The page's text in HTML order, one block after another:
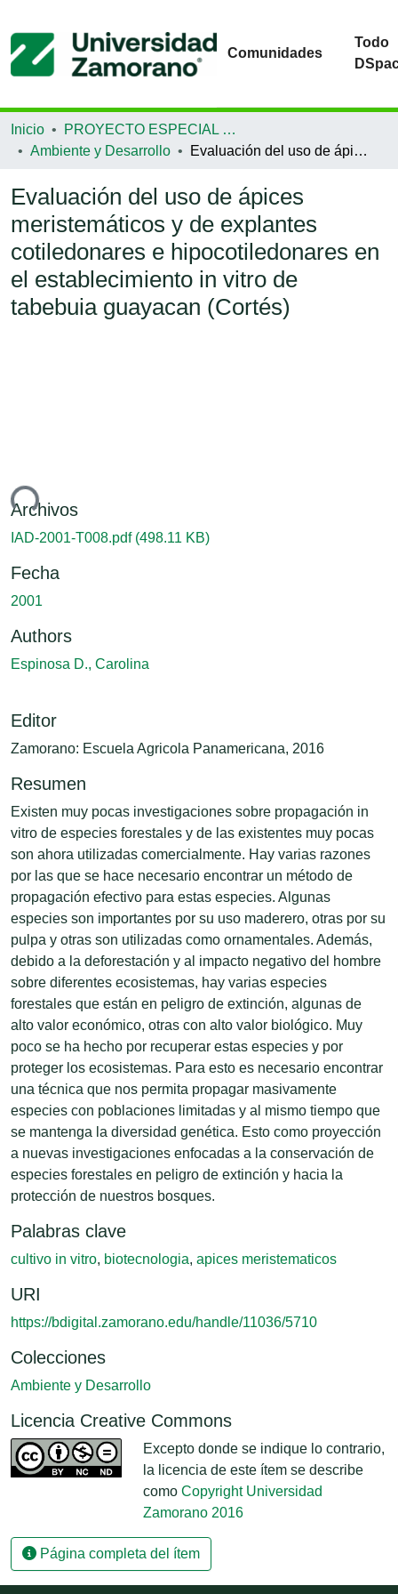
Comunidades
Todo
Inicio
PROYECTO ESPECIAL DE GRADUACIÓN
Ambiente y Desarrollo
Evaluación del uso de ápices meristemáticos y de explantes cotiledonares e hipocotiledonares en el establecimiento in vitro de tabebuia guayacan (Cortés)
Evaluación del uso de ápices
meristemáticos y de explantes
cotiledonares e hipocotiledonares en
el establecimiento in vitro de
tabebuia guayacan (Cortés)
Archivos
IAD-2001-T008.pdf (498.11 KB)
Fecha
2001
Authors
Espinosa D., Carolina
Editor
Zamorano: Escuela Agricola Panamericana, 2016
Resumen
Existen muy pocas investigaciones sobre propagación in
vitro de especies forestales y de las existentes muy pocas
son ahora utilizadas comercialmente. Hay varias razones
por las que se hace necesario encontrar un método de
propagación efectivo para estas especies. Algunas
especies son importantes por su uso maderero, otras por su
pulpa y otras son utilizadas como ornamentales. Además,
debido a la deforestación y al impacto negativo del hombre
sobre diferentes ecosistemas, hay varias especies
forestales que están en peligro de extinción, algunas de
alto valor económico, otras con alto valor biológico. Muy
poco se ha hecho por recuperar estas especies y por
proteger los ecosistemas. Para esto es necesario encontrar
una técnica que nos permita propagar masivamente
especies con poblaciones limitadas y al mismo tiempo que
se mantenga la diversidad genética. Esto como proyección
a nuevas investigaciones enfocadas a la conservación de
especies forestales en peligro de extinción y hacia la
protección de nuestros bosques.
Palabras clave
cultivo in vitro, biotecnologia, apices meristematicos
URI
https://bdigital.zamorano.edu/handle/11036/5710
Colecciones
Ambiente y Desarrollo
Licencia Creative Commons
Excepto donde se indique lo contrario,
la licencia de este ítem se describe
como Copyright Universidad
Zamorano 2016
Página completa del ítem